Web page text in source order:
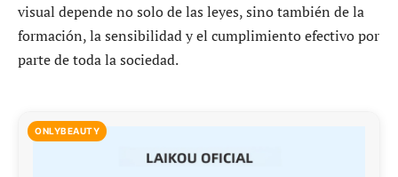
visual depende no solo de las leyes, sino también de la
formación, la sensibilidad y el cumplimiento efectivo por
parte de toda la sociedad.
ONLYBEAUTY